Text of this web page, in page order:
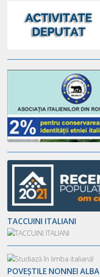
TACCUINI ITALIANI
POVEȘTILE NONNEI ALBA